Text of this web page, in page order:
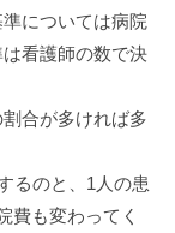
については病院
看護師の数で決
合が多ければ多
るのと、1⼈の患
費も変わってく